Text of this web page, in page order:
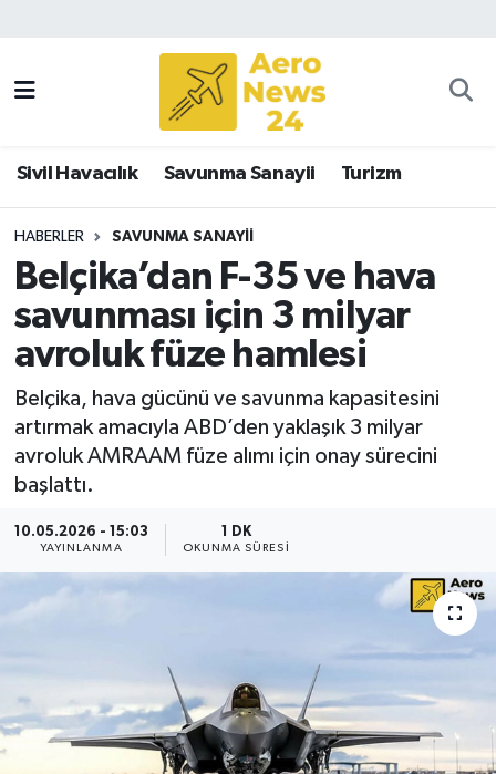
Sivil Havacılık Savunma Sanayii Turizm
HABERLER SAVUNMA SANAYII
Belçika’dan F-35 ve hava
savunması için 3 milyar
avroluk füze hamlesi
Belçika, hava gücünü ve savunma kapasitesini
artırmak amacıyla ABD’den yaklaşık 3 milyar
avroluk AMRAAM füze alımı için onay sürecini
başlattı.
10.05.2026 - 15:03
YAYINLANMA
1 DK
OKUNMA SÜRESI